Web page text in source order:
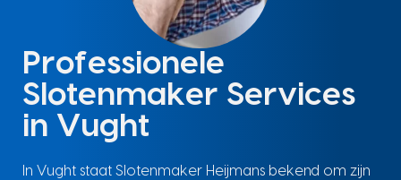
Professionele
Slotenmaker Services
in Vught
In Vught staat Slotenmaker Heijmans bekend om zijn